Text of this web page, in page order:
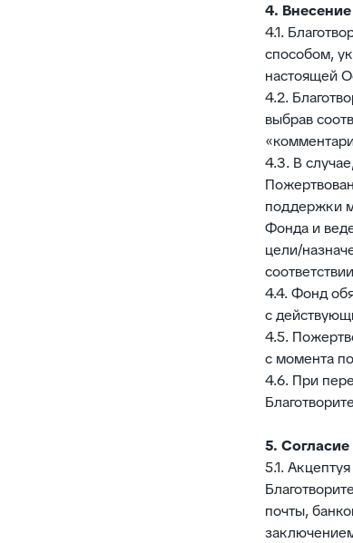
4.
4.1.
способом,
настоящей
4.2.
выбрав
4.3. В
поддержки
Фонда и
цели/
4.4. Фонд
с
4.5.
с момента
4.6. При
5.
5.1.
почты,